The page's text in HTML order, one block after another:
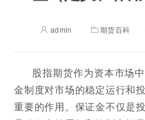
admin 期货百科
股指期货作为资本市场
金制度对市场的稳定运行和
重要的作用。保证金不仅是